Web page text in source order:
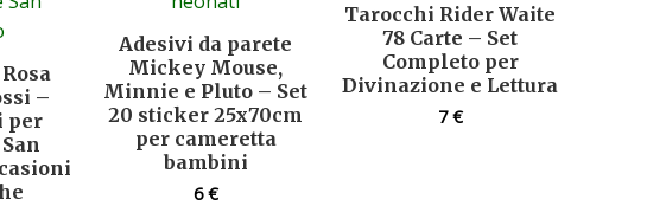
–
per
Adesivi da parete
Mickey Mouse,
Minnie e Pluto – Set
20 sticker 25x70cm
per cameretta
bambini
6€
Tarocchi Rider Waite
78 Carte – Set
Completo per
Divinazione e Lettura
7€